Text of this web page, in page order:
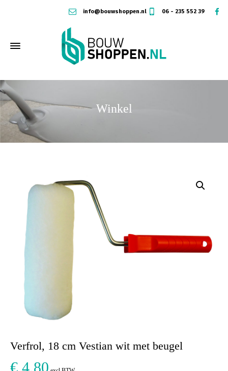
info@bouwshoppen.nl 06 - 235 552 39
Winkel
Verfrol, 18 cm Vestian wit met beugel
€ 4,80